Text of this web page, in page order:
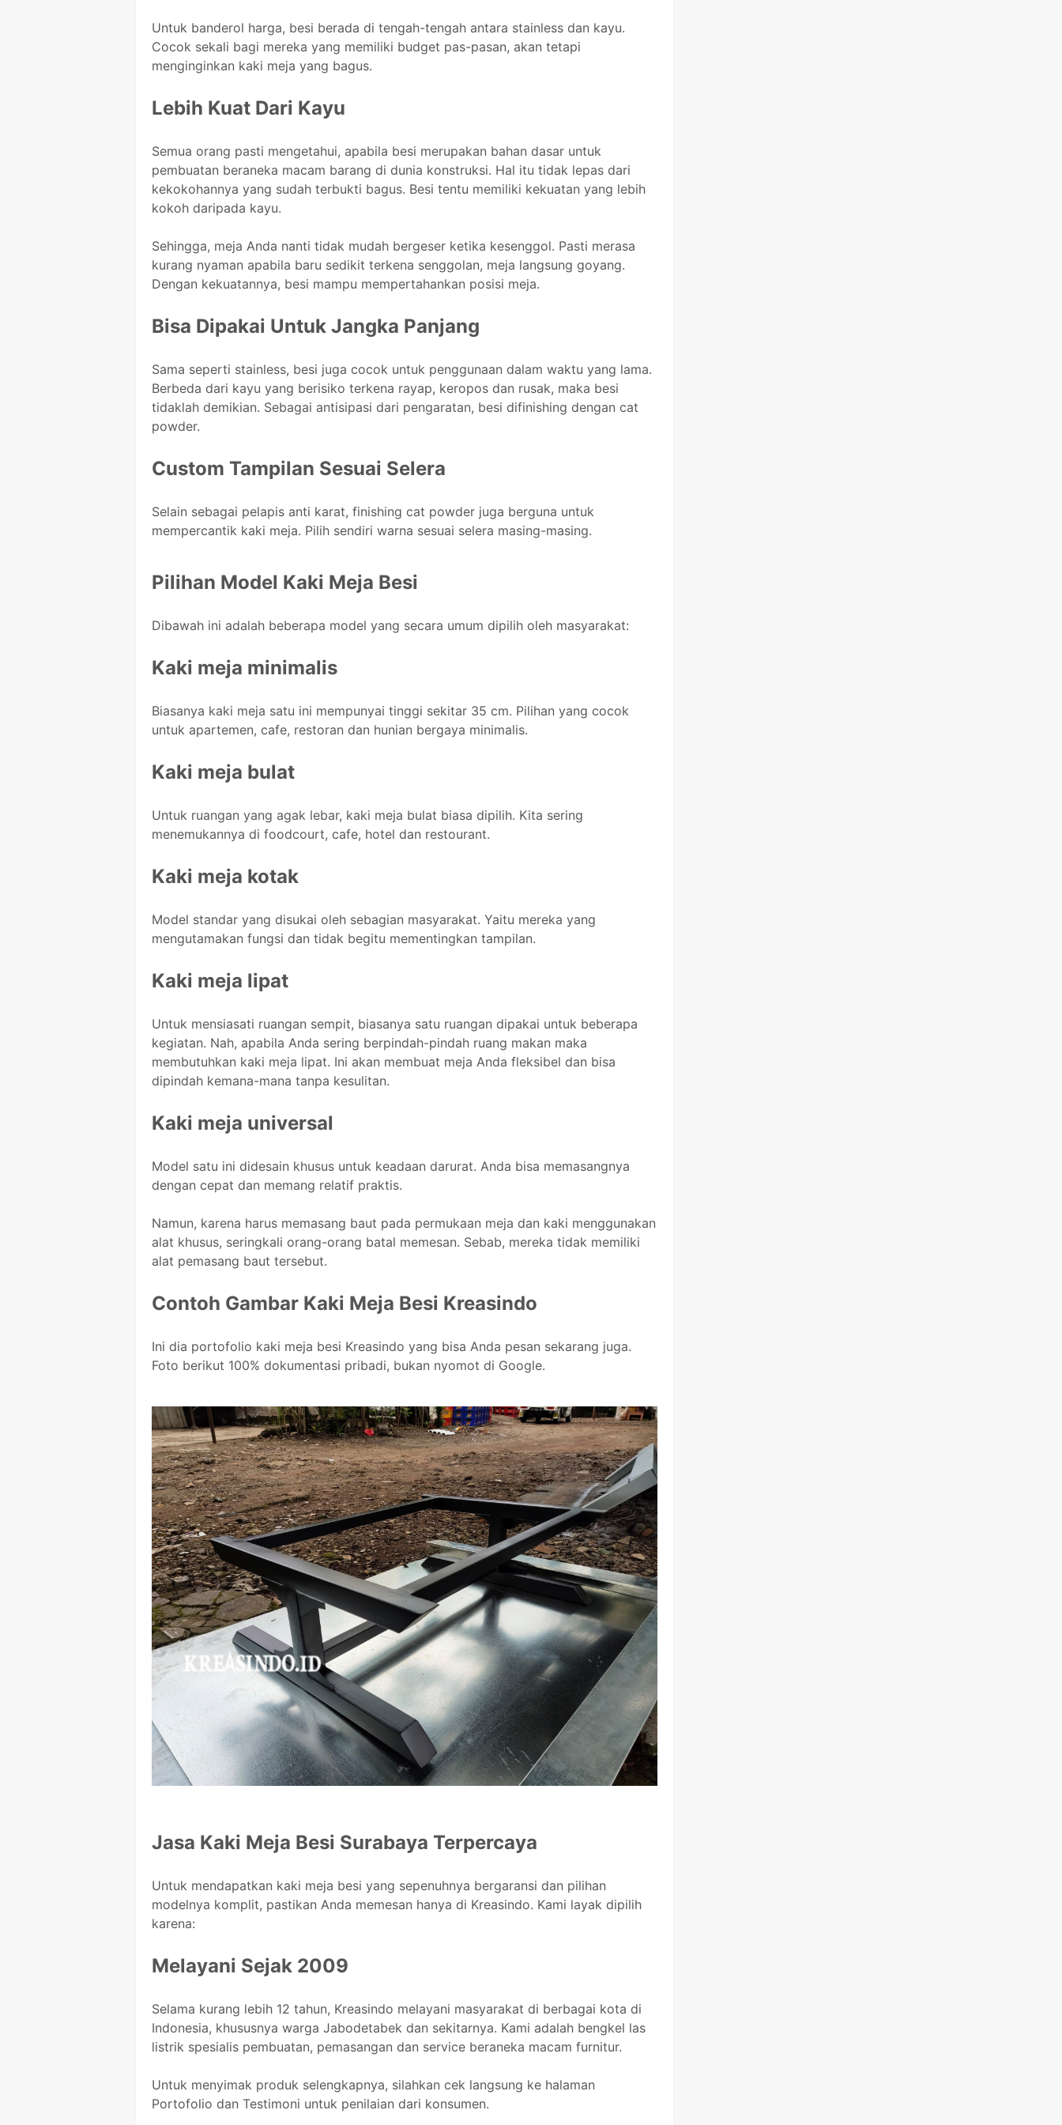
Untuk banderol harga, besi berada di tengah-tengah antara stainless dan kayu.
Cocok sekali bagi mereka yang memiliki budget pas-pasan, akan tetapi
menginginkan kaki meja yang bagus.
Lebih Kuat Dari Kayu
Semua orang pasti mengetahui, apabila besi merupakan bahan dasar untuk
pembuatan beraneka macam barang di dunia konstruksi. Hal itu tidak lepas dari
kekokohannya yang sudah terbukti bagus. Besi tentu memiliki kekuatan yang lebih
kokoh daripada kayu.
Sehingga, meja Anda nanti tidak mudah bergeser ketika kesenggol. Pasti merasa
kurang nyaman apabila baru sedikit terkena senggolan, meja langsung goyang.
Dengan kekuatannya, besi mampu mempertahankan posisi meja.
Bisa Dipakai Untuk Jangka Panjang
Sama seperti stainless, besi juga cocok untuk penggunaan dalam waktu yang lama.
Berbeda dari kayu yang berisiko terkena rayap, keropos dan rusak, maka besi
tidaklah demikian. Sebagai antisipasi dari pengaratan, besi difinishing dengan cat
powder.
Custom Tampilan Sesuai Selera
Selain sebagai pelapis anti karat, finishing cat powder juga berguna untuk
mempercantik kaki meja. Pilih sendiri warna sesuai selera masing-masing.
Pilihan Model Kaki Meja Besi
Dibawah ini adalah beberapa model yang secara umum dipilih oleh masyarakat:
Kaki meja minimalis
Biasanya kaki meja satu ini mempunyai tinggi sekitar 35 cm. Pilihan yang cocok
untuk apartemen, cafe, restoran dan hunian bergaya minimalis.
Kaki meja bulat
Untuk ruangan yang agak lebar, kaki meja bulat biasa dipilih. Kita sering
menemukannya di foodcourt, cafe, hotel dan restourant.
Kaki meja kotak
Model standar yang disukai oleh sebagian masyarakat. Yaitu mereka yang
mengutamakan fungsi dan tidak begitu mementingkan tampilan.
Kaki meja lipat
Untuk mensiasati ruangan sempit, biasanya satu ruangan dipakai untuk beberapa
kegiatan. Nah, apabila Anda sering berpindah-pindah ruang makan maka
membutuhkan kaki meja lipat. Ini akan membuat meja Anda fleksibel dan bisa
dipindah kemana-mana tanpa kesulitan.
Kaki meja universal
Model satu ini didesain khusus untuk keadaan darurat. Anda bisa memasangnya
dengan cepat dan memang relatif praktis.
Namun, karena harus memasang baut pada permukaan meja dan kaki menggunakan
alat khusus, seringkali orang-orang batal memesan. Sebab, mereka tidak memiliki
alat pemasang baut tersebut.
Contoh Gambar Kaki Meja Besi Kreasindo
Ini dia portofolio kaki meja besi Kreasindo yang bisa Anda pesan sekarang juga.
Foto berikut 100% dokumentasi pribadi, bukan nyomot di Google.
Jasa Kaki Meja Besi Surabaya Terpercaya
Untuk mendapatkan kaki meja besi yang sepenuhnya bergaransi dan pilihan
modelnya komplit, pastikan Anda memesan hanya di Kreasindo. Kami layak dipilih
karena:
Melayani Sejak 2009
Selama kurang lebih 12 tahun, Kreasindo melayani masyarakat di berbagai kota di
Indonesia, khususnya warga Jabodetabek dan sekitarnya. Kami adalah bengkel las
listrik spesialis pembuatan, pemasangan dan service beraneka macam furnitur.
Untuk menyimak produk selengkapnya, silahkan cek langsung ke halaman
Portofolio dan Testimoni untuk penilaian dari konsumen.